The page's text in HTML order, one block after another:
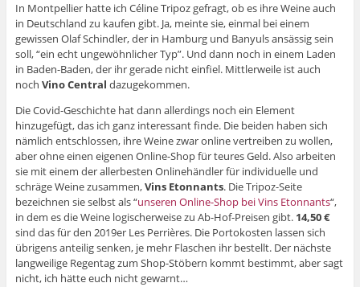
In Montpellier hatte ich Céline Tripoz gefragt, ob es ihre Weine auch
in Deutschland zu kaufen gibt. Ja, meinte sie, einmal bei einem
gewissen Olaf Schindler, der in Hamburg und Banyuls ansässig sein
soll, “ein echt ungewöhnlicher Typ”. Und dann noch in einem Laden
in Baden-Baden, der ihr gerade nicht einfiel. Mittlerweile ist auch
noch Vino Central dazugekommen.
Die Covid-Geschichte hat dann allerdings noch ein Element
hinzugefügt, das ich ganz interessant finde. Die beiden haben sich
nämlich entschlossen, ihre Weine zwar online vertreiben zu wollen,
aber ohne einen eigenen Online-Shop für teures Geld. Also arbeiten
sie mit einem der allerbesten Onlinehändler für individuelle und
schräge Weine zusammen,Vins Etonnants. Die Tripoz-Seite
bezeichnen sie selbst als “unseren Online-Shop bei Vins Etonnants“,
in dem es die Weine logischerweise zu Ab-Hof-Preisen gibt. 14,50 €
sind das für den 2019er Les Perrières. Die Portokosten lassen sich
übrigens anteilig senken, je mehr Flaschen ihr bestellt. Der nächste
langweilige Regentag zum Shop-Stöbern kommt bestimmt, aber sagt
nicht, ich hätte euch nicht gewarnt…